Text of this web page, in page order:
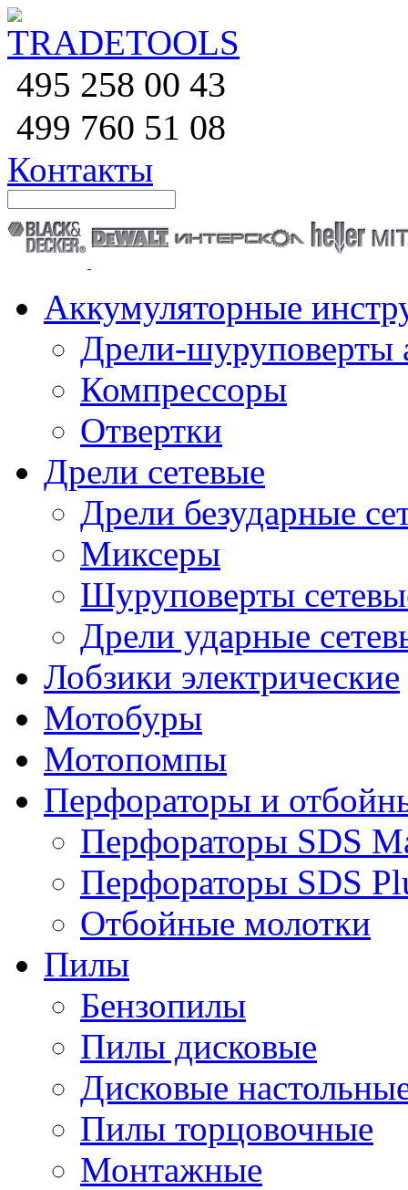
495 258 00 43
499 760 51 08
Контакты
Аккумуляторные
Дрели-шуруповерты
Компрессоры
Отвертки
Дрели сетевые
Дрели безударные
Миксеры
Шуруповерты
Дрели ударные
Лобзики электрические
Мотобуры
Мотопомпы
Перфораторы и
Перфораторы SDS
Перфораторы SDS
Отбойные молотки
Пилы
Бензопилы
Пилы дисковые
Дисковые
Пилы торцовочные
Монтажные